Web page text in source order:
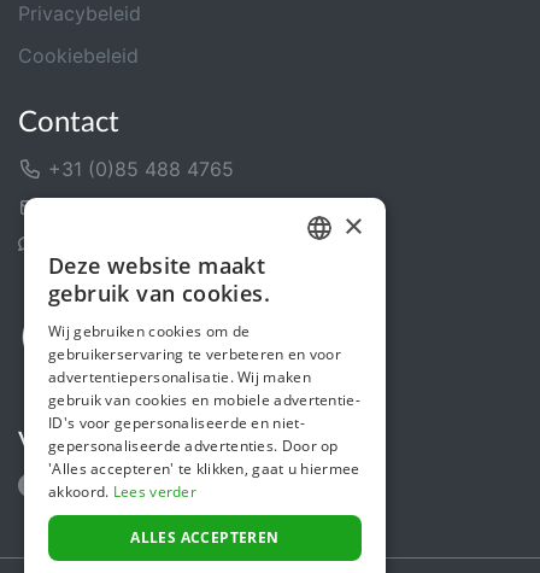
Privacybeleid
Cookiebeleid
Contact
+31 (0)85 488 4765
Volg ons
ENGLISH
×
Deze website maakt
gebruik van cookies.
Wij gebruiken cookies om de
gebruikerservaring te verbeteren en voor
advertentiepersonalisatie. Wij maken
gebruik van cookies en mobiele advertentie-
ID's voor gepersonaliseerde en niet-
gepersonaliseerde advertenties. Door op
'Alles accepteren' te klikken, gaat u hiermee
akkoord. Lees verder
ALLES ACCEPTEREN